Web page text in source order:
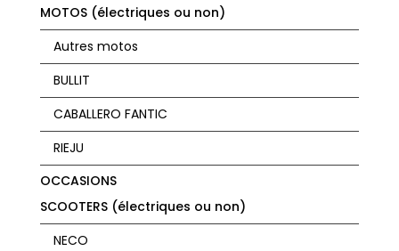
MOTOS (électriques ou non)
Autres motos
BULLIT
CABALLERO FANTIC
RIEJU
OCCASIONS
SCOOTERS (électriques ou non)
NECO